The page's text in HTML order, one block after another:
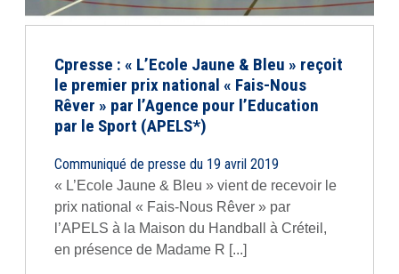
Cpresse : « L’Ecole Jaune & Bleu » reçoit
le premier prix national « Fais-Nous
Rêver » par l’Agence pour l’Education
par le Sport (APELS*)
Communiqué de presse du 19 avril 2019
« L’Ecole Jaune & Bleu » vient de recevoir le
prix national « Fais-Nous Rêver » par
l’APELS à la Maison du Handball à Créteil,
en présence de Madame R [...]